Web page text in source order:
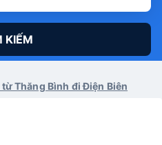
KIẾM
Thăng Bình đi Điện Biên